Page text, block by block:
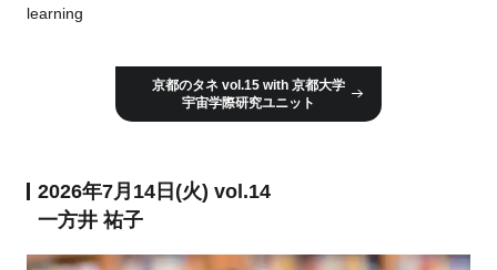
learning
京都のタネ vol.15 with 京都大学
宇宙学際研究ユニット
2026年7月14日(火) vol.14
一方井 祐子